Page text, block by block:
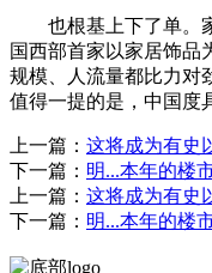
也根基上下了单。家
国西部首家以家居饰品
规模、人流量都比力对
值得一提的是，中国度
上一篇： 这将成为有史
下一篇： 明...本年的楼
上一篇： 这将成为有史
下一篇： 明...本年的楼